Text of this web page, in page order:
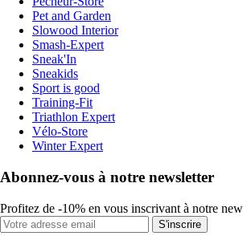
Pet and Garden
Slowood Interior
Smash-Expert
Sneak'In
Sneakids
Sport is good
Training-Fit
Triathlon Expert
Vélo-Store
Winter Expert
Abonnez-vous à notre newsletter
Profitez de -10% en vous inscrivant à notre
S'inscrire